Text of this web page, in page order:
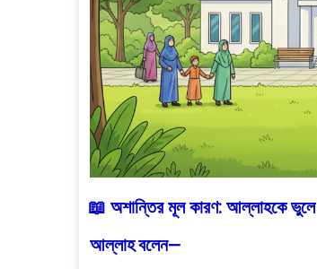
📖 অশান্তির মূল কারণ: আল্লাহকে ভুলে
আল্লাহ বলেন—